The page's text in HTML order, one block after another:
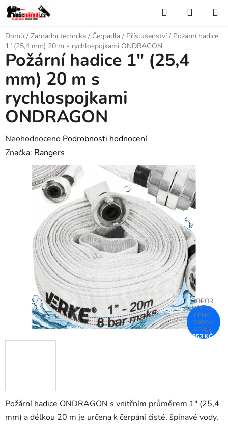
Přejít
na
obsah
Hledat
KOŠÍK
Domů / Zahradní technika / Čerpadla / Příslušenství / Požární hadice
1" (25,4 mm) 20 m s rychlospojkami ONDRAGON
Požární hadice ONDRAGON s vnitřním průměrem 1" (25,4
mm) a délkou 20 m je určena k čerpání čisté, špinavé vody,
Požární hadice 1" (25,4
mm) 20 m s
rychlospojkami
ONDRAGON
Průměrné
hodnocení
produktu
hvězdiček.
Neohodnoceno Podrobnosti hodnocení
Značka: Rangers
953 KČ